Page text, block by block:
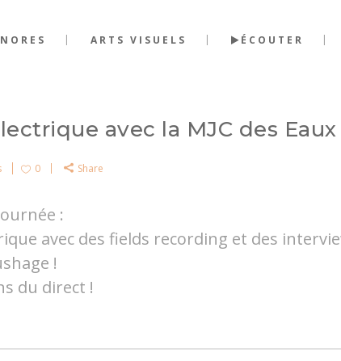
ARTS VISUELS ÉCOUTER
avec la MJC des Eaux
0 Share
:
avec des fields recording et des
!
du direct !